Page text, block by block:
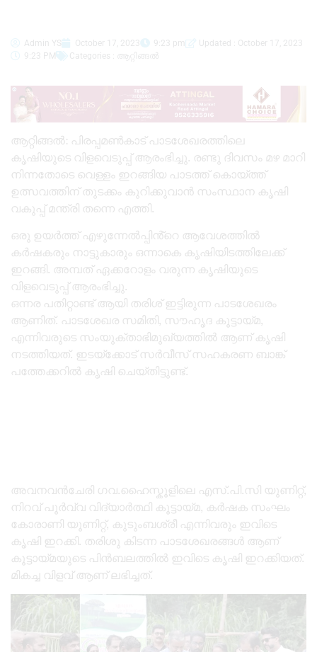
Admin YS October 17, 2023 9:23 pm
Updated : October 17, 2023
9:23 PM
Categories : ആറ്റിങ്ങൽ
ആറ്റിങ്ങൽ: പിരപ്പമൺകാട് പാടശേഖരത്തിലെ
കൃഷിയുടെ വിളവെടുപ്പ് ആരംഭിച്ചു. രണ്ടു ദിവസം മഴ മാറി
നിന്നതോടെ വെള്ളം ഇറങ്ങിയ പാടത്ത് കൊയ്ത്ത്
ഉത്സവത്തിന് തുടക്കം കുറിക്കുവാൻ സംസ്ഥാന കൃഷി
വകുപ്പ് മന്ത്രി തന്നെ എത്തി.
ഒരു ഉയർത്ത് എഴുന്നേൽപ്പിൻ്റെ ആവേശത്തിൽ
കർഷകരും നാട്ടുകാരും ഒന്നാകെ കൃഷിയിടത്തിലേക്ക്
ഇറങ്ങി. അമ്പത് ഏക്കറോളം വരുന്ന കൃഷിയുടെ
വിളവെടുപ്പ് ആരംഭിച്ചു.
ഒന്നര പതിറ്റാണ്ട് ആയി തരിശ് ഇട്ടിരുന്ന പാടശേഖരം
ആണിത്. പാടശേഖര സമിതി, സൗഹൃദ കൂട്ടായ്മ,
എന്നിവരുടെ സംയുക്താഭിമുഖ്യത്തിൽ ആണ് കൃഷി
നടത്തിയത്. ഇടയ്ക്കോട് സർവീസ് സഹകരണ ബാങ്ക്
പത്തേക്കറിൽ കൃഷി ചെയ്തിട്ടുണ്ട്.
അവനവൻചേരി ഗവ.ഹൈസ്കൂളിലെ എസ്.പി.സി യുണിറ്റ്,
നിറവ് പൂർവ്വ വിദ്യാർത്ഥി കൂട്ടായ്മ, കർഷക സംഘം
കോരാണി യൂണിറ്റ്, കുടുംബശ്രീ എന്നിവരും ഇവിടെ
കൃഷി ഇറക്കി. തരിശു കിടന്ന പാടശേഖരങ്ങൾ ആണ്
കൂട്ടായ്മയുടെ പിൻബലത്തിൽ ഇവിടെ കൃഷി ഇറക്കിയത്.
മികച്ച വിളവ് ആണ് ലഭിച്ചത്.